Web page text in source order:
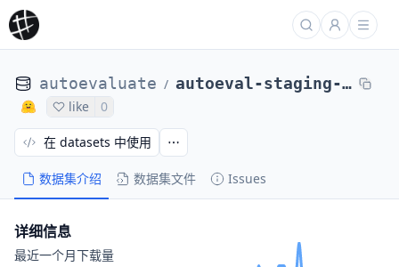
autoevaluate / autoeval-staging-eval-project-fa00aa79-8495138
like 0
数据集介绍 数据集文件 Issues
在 datasets 中使用
详细信息
最近一个月下载量